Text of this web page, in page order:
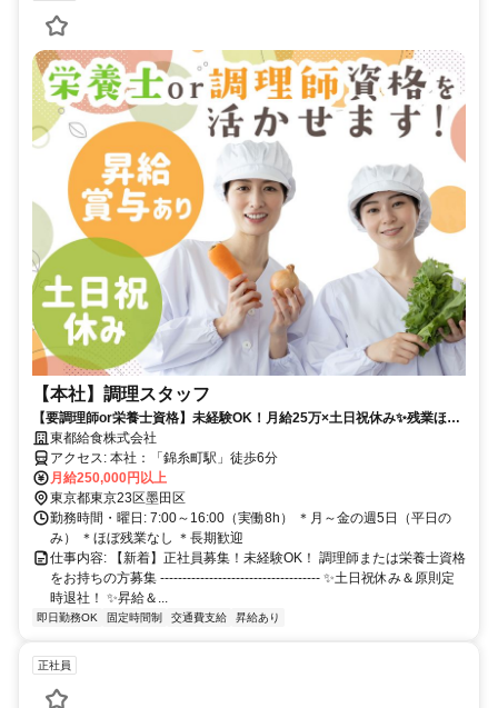
【本社】調理スタッフ
【要調理師or栄養士資格】未経験OK！月給25万×土日祝休み✨残業ほぼ
なしで家事・子育てと両立✨✅昇給あり✅賞与あり
東都給食株式会社
アクセス: 本社：「錦糸町駅」徒歩6分
月給250,000円以上
東京都東京23区墨田区
勤務時間・曜日: 7:00～16:00（実働8h） ＊月～金の週5日（平日の
み） ＊ほぼ残業なし ＊長期歓迎
仕事内容: 【新着】正社員募集！未経験OK！ 調理師または栄養士資格
をお持ちの方募集 ------------------------------------ ✨土日祝休み＆原則定
時退社！ ✨昇給＆...
即日勤務OK 固定時間制 交通費支給 昇給あり
正社員